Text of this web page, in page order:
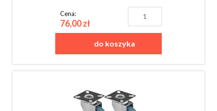
Cena:
76,00 zł
do koszyka